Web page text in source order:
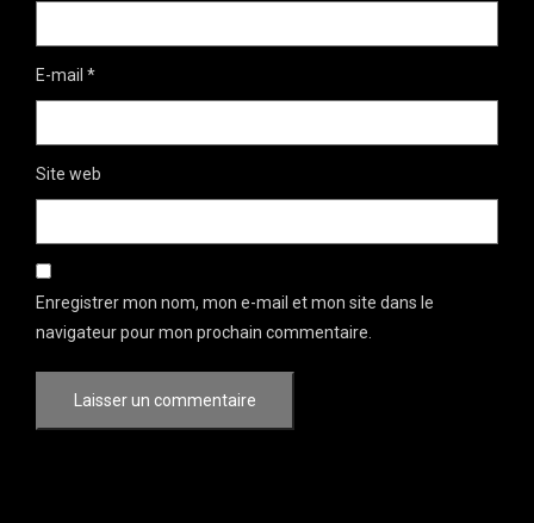
E-mail *
Site web
Enregistrer mon nom, mon e-mail et mon site dans le
navigateur pour mon prochain commentaire.